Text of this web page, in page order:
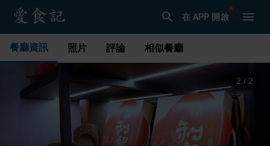
在 APP 開啟
餐廳資訊 照片 評論 相似餐廳
1 / 2